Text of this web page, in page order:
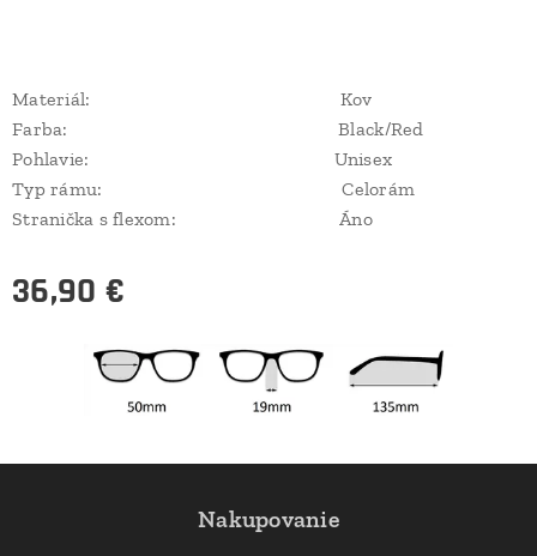
Materiál: Kov
Farba: Black/Red
Pohlavie: Unisex
Typ rámu: Celorám
Stranička s flexom: Áno
36,90 €
Nakupovanie